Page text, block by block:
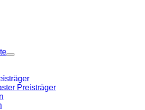
Preisträger